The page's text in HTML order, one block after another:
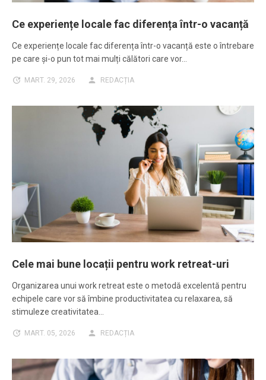
Ce experiențe locale fac diferența într-o vacanță
Ce experiențe locale fac diferența într-o vacanță este o întrebare
pe care și-o pun tot mai mulți călători care vor…
MART. 29, 2026 REDACȚIA
Cele mai bune locații pentru work retreat-uri
Organizarea unui work retreat este o metodă excelentă pentru
echipele care vor să îmbine productivitatea cu relaxarea, să
stimuleze creativitatea…
MART. 05, 2026 REDACȚIA